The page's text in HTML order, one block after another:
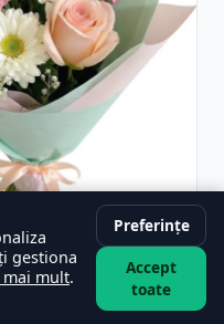
RON 329
gestiona
mai mult.
Preferințe
Accept
toate